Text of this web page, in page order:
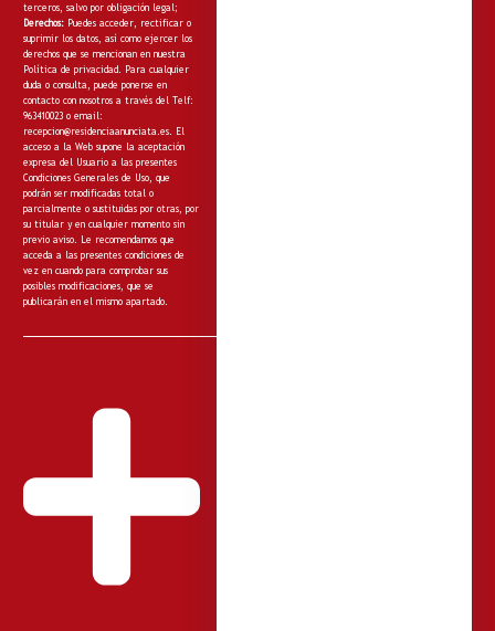
terceros, salvo por obligación legal;
Derechos: Puedes acceder, rectificar o
suprimir los datos, así como ejercer los
derechos que se mencionan en nuestra
Política de privacidad . Para cualquier
duda o consulta, puede ponerse en
contacto con nosotros a través del Telf:
963410023 o email:
recepcion@residenciaanunciata.es. El
acceso a la Web supone la aceptación
expresa del Usuario a las presentes
Condiciones Generales de Uso, que
podrán ser modificadas total o
parcialmente o sustituidas por otras, por
su titular y en cualquier momento sin
previo aviso. Le recomendamos que
acceda a las presentes condiciones de
vez en cuando para comprobar sus
posibles modificaciones, que se
publicarán en el mismo apartado.